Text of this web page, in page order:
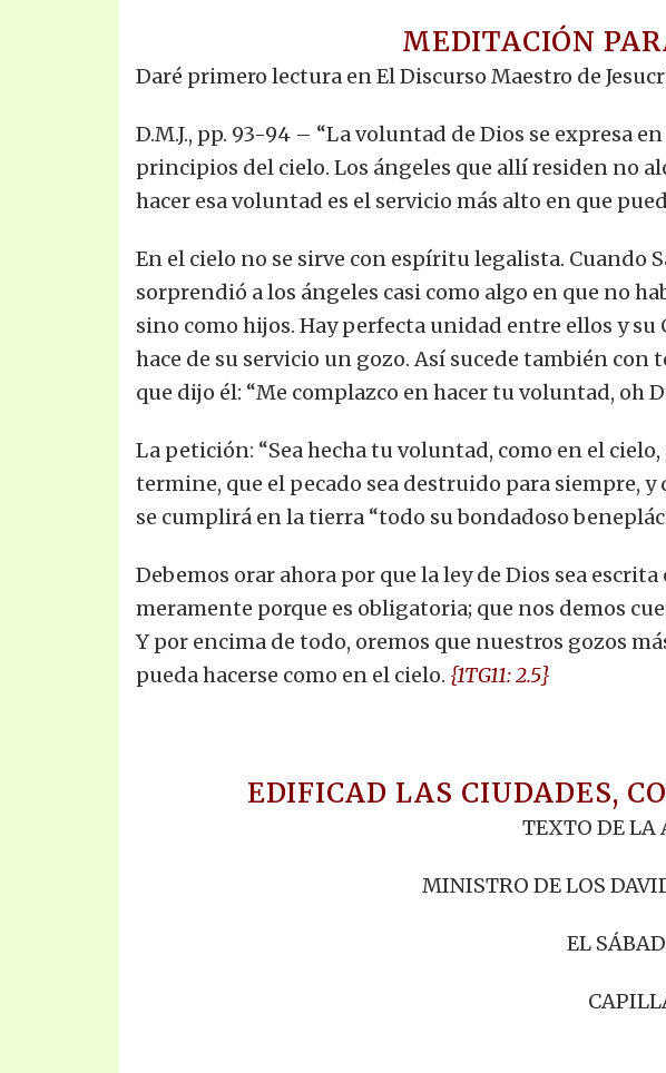
MEDITACIÓN
Daré primero lectura en El Discurso Maestro de
D.M.J., pp. 93-94 – “La voluntad de Dios se expresa
principios del cielo. Los ángeles que allí residen no
hacer esa voluntad es el servicio más alto en que
En el cielo no se sirve con espíritu legalista. Cuando
sorprendió a los ángeles casi como algo en que no
sino como hijos. Hay perfecta unidad entre ellos y su
hace de su servicio un gozo. Así sucede también
que dijo él: “Me complazco en hacer tu voluntad, oh
La petición: “Sea hecha tu voluntad, como en el
termine, que el pecado sea destruido para siempre,
se cumplirá en la tierra “todo su bondadoso
Debemos orar ahora por que la ley de Dios sea
meramente porque es obligatoria; que nos demos
Y por encima de todo, oremos que nuestros gozos
pueda hacerse como en el cielo. {1TG11: 2.5}
EDIFICAD LAS CIUDADES,
TEXTO DE LA
MINISTRO DE LOS
EL